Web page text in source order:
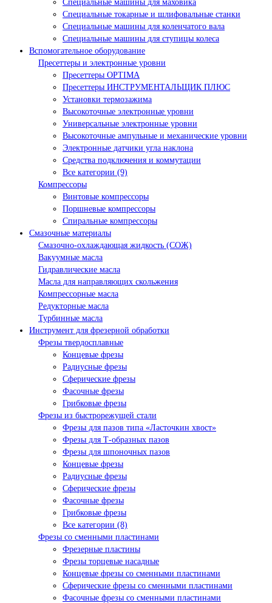
Специальные машины для маховика
Специальные токарные и шлифовальные станки
Специальные машины для коленчатого вала
Специальные машины для ступицы колеса
Вспомогательное оборудование
Пресеттеры и электронные уровни
Пресеттеры OPTIMA
Пресеттеры ИНСТРУМЕНТАЛЬЩИК ПЛЮС
Установки термозажима
Высокоточные электронные уровни
Универсальные электронные уровни
Высокоточные ампульные и механические уровни
Электронные датчики угла наклона
Средства подключения и коммутации
Все категории (9)
Компрессоры
Винтовые компрессоры
Поршневые компрессоры
Спиральные компрессоры
Смазочные материалы
Смазочно-охлаждающая жидкость (СОЖ)
Вакуумные масла
Гидравлические масла
Масла для направляющих скольжения
Компрессорные масла
Редукторные масла
Турбинные масла
Инструмент для фрезерной обработки
Фрезы твердосплавные
Концевые фрезы
Радиусные фрезы
Сферические фрезы
Фасочные фрезы
Грибковые фрезы
Фрезы из быстрорежущей стали
Фрезы для пазов типа «Ласточкин хвост»
Фрезы для Т-образных пазов
Фрезы для шпоночных пазов
Концевые фрезы
Радиусные фрезы
Сферические фрезы
Фасочные фрезы
Грибковые фрезы
Все категории (8)
Фрезы со сменными пластинами
Фрезерные пластины
Фрезы торцевые насадные
Концевые фрезы со сменными пластинами
Сферические фрезы со сменными пластинами
Фасочные фрезы со сменными пластинами